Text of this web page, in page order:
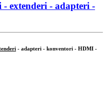
- extenderi - adapteri -
- adapteri - konventori - HDMI -